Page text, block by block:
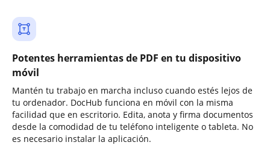
Potentes herramientas de PDF en tu dispositivo
móvil
Mantén tu trabajo en marcha incluso cuando estés lejos de
tu ordenador. DocHub funciona en móvil con la misma
facilidad que en escritorio. Edita, anota y firma documentos
desde la comodidad de tu teléfono inteligente o tableta. No
es necesario instalar la aplicación.